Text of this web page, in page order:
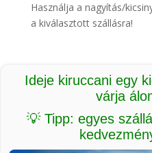
Használja a nagyítás/
a kiválasztott szállásra!
Ideje kiruccani egy
várja
💡 Tipp: egyes